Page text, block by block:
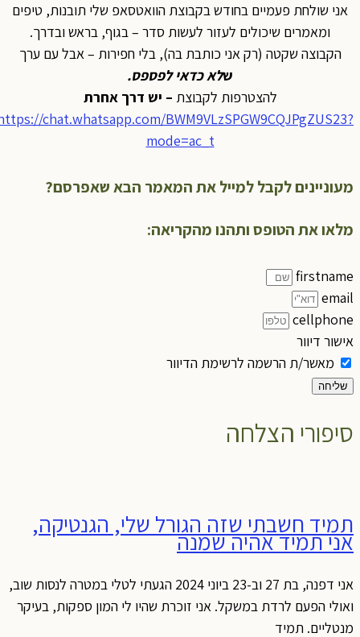
אני שולחת פעמיים בחודש בקבוצת הוואטסאפ שלי תובנות, טיפים
ומאמרים שיכולים לעזור לעשות סדר – בגוף, בראש ובדרך.
הקבוצה שקטה (רק אני כותבת בה), בלי חפירות – אבל עם ערך
שלא כדאי לפספס.
להצטרפות לקבוצת– יש דרך אחרת
https://chat.whatsapp.com/BWM9VLzSPGW9CQJPgZUS23?
mode=ac_t
מעוניינים לקבל למייל את המאמר הבא שאפרסם?
מלאו את הטופס ותהנו מהקריאה:
firstname
email
cellphone
אישור דיוור
מאשר/ת הרשמה לרשימת הדיוור
שליחה
סיפורי הצלחה
תמיד חשבתי שזה הגורל שלי, הגנטיקה,
אני תמיד אהיה שמנה
אני דפנה, בת 27 וב-23 ביוני 2024 הגעתי לטלי במטרה לנסות שוב,
ואולי הפעם לרדת במשקל. אני זוכרת שהיו לי המון ספקות, בעיקר
מנטליים. תמיד